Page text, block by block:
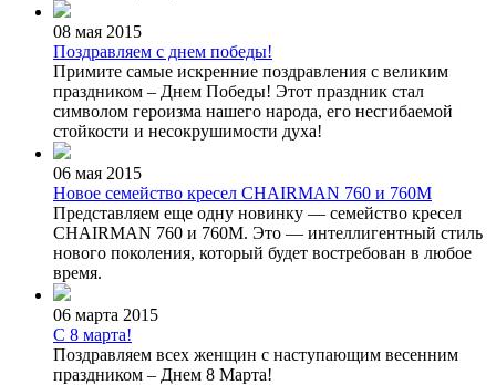
08 мая 2015
Поздравляем с днем победы!
Примите самые искренние поздравления с великим
праздником – Днем Победы! Этот праздник стал
символом героизма нашего народа, его несгибаемой
стойкости и несокрушимости духа!
06 мая 2015
Новое семейство кресел CHAIRMAN 760 и 760M
Представляем еще одну новинку — семейство кресел
CHAIRMAN 760 и 760M. Это — интеллигентный стиль
нового поколения, который будет востребован в любое
время.
06 марта 2015
С 8 марта!
Поздравляем всех женщин с наступающим весенним
праздником – Днем 8 Марта!